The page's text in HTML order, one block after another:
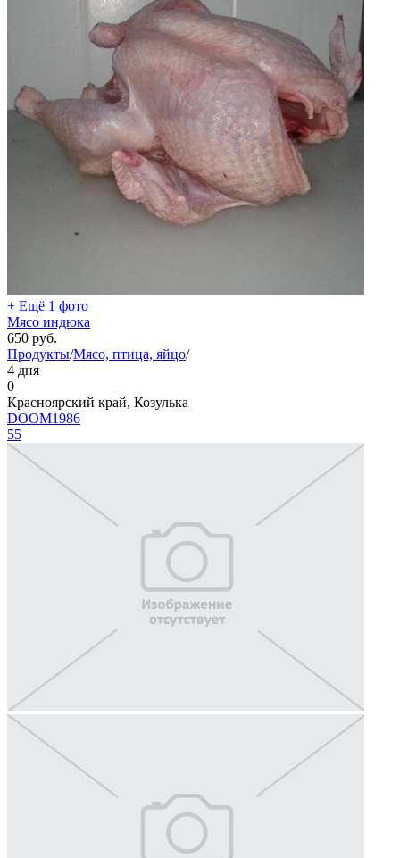
+ Ещё 1 фото
Мясо индюка
650 руб.
Продукты/Мясо, птица, яйцо/
4 дня
0
Красноярский край, Козулька
DOOM1986
55